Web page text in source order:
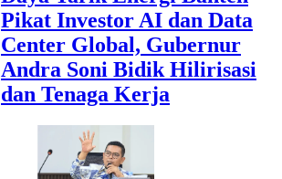
Pikat Investor AI dan Data
Center Global, Gubernur
Andra Soni Bidik Hilirisasi
dan Tenaga Kerja